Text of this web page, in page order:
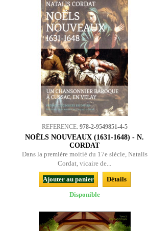
REFERENCE: 978-2-9549851-4-5
NOËLS NOUVEAUX (1631-1648) - N.
CORDAT
Dans la première moitié du 17e siècle, Natalis
Cordat, vicaire de...
Ajouter au panier
Détails
Disponible